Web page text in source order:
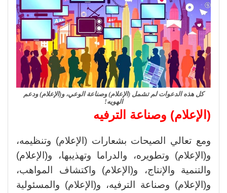
كل هذه الدعوات لم تشمل (الإعلام) وصناعة الوعي، و(الإعلام) ودعم
الهويه!
(الإعلام) وصناعة الترفيه
ومع تعالي الصيحات بشعارات (الإعلام) وتنظيمه،
و(الإعلام) وتطويره، والدراما وتهذيبها، و(الإعلام)
والتنمية والإنتاج، و(الإعلام) واكتشاف المواهب،
و(الإعلام) وصناعة الترفيه، و(الإعلام) والمسئولية